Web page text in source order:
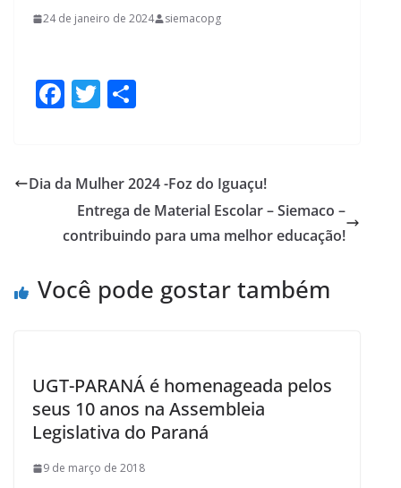
24 de janeiro de 2024 siemacopg
F
b
o
o
T
er e
Dia da Mulher 2024 -Foz do Iguaçu!
Entrega de Material Escolar – Siemaco –
contribuindo para uma melhor educação!
Você pode gostar também
UGT-PARANÁ é homenageada pelos
seus 10 anos na Assembleia
Legislativa do Paraná
9 de março de 2018